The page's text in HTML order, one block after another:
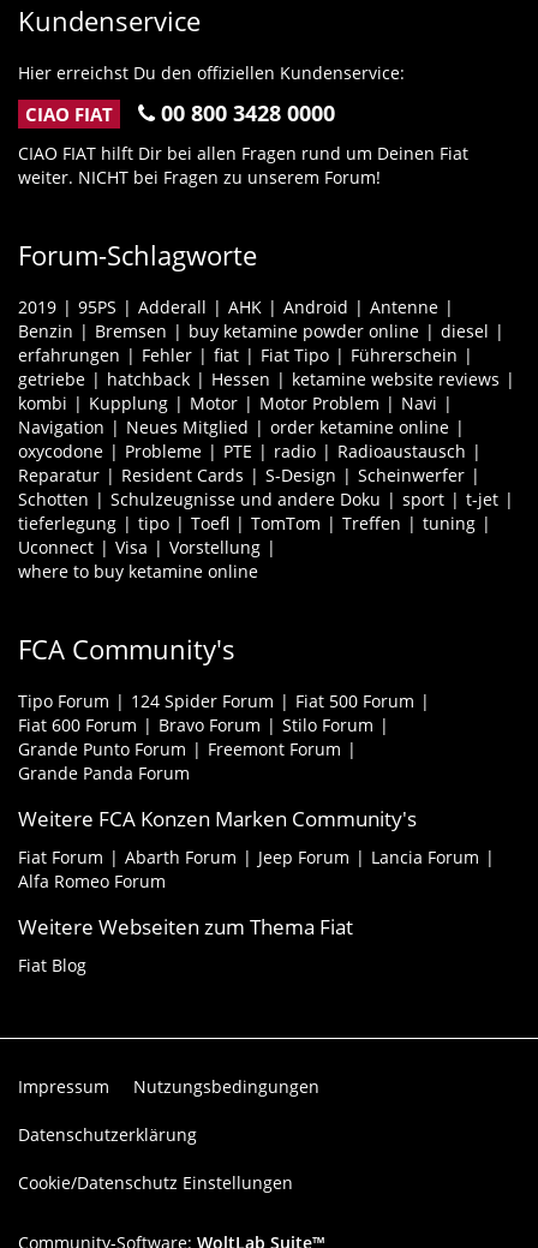
Kundenservice
Hier erreichst Du den offiziellen Kundenservice:
CIAO FIAT 00 800 3428 0000
CIAO FIAT hilft Dir bei allen Fragen rund um Deinen Fiat
weiter. NICHT bei Fragen zu unserem Forum!
Forum-Schlagworte
2019 95PS Adderall AHK Android
Antenne
Benzin
Bremsen buy ketamine powder online
diesel
erfahrungen
Fehler fiat Fiat Tipo
Führerschein
getriebe
hatchback Hessen
ketamine website reviews
kombi
Kupplung Motor Motor Problem
Navi
Navigation
Neues Mitglied
order ketamine online
oxycodone
Probleme PTE radio
Radioaustausch
Reparatur
Resident Cards S-Design
Scheinwerfer
Schotten
Schulzeugnisse und andere Doku sport
t-jet
tieferlegung
tipo Toefl TomTom Treffen
tuning
Uconnect
Visa
Vorstellung
where to buy ketamine online
FCA Community's
Tipo Forum 124 Spider Forum
Fiat 500 Forum
Fiat 600 Forum
Bravo Forum
Stilo Forum
Grande Punto Forum
Freemont Forum
Grande Panda Forum
Weitere FCA Konzen Marken Community's
Fiat Forum Abarth Forum Jeep Forum
Lancia Forum
Alfa Romeo Forum
Weitere Webseiten zum Thema Fiat
Fiat Blog
Impressum Nutzungsbedingungen
Datenschutzerklärung
Cookie/Datenschutz Einstellungen
Community-Software: WoltLab Suite™